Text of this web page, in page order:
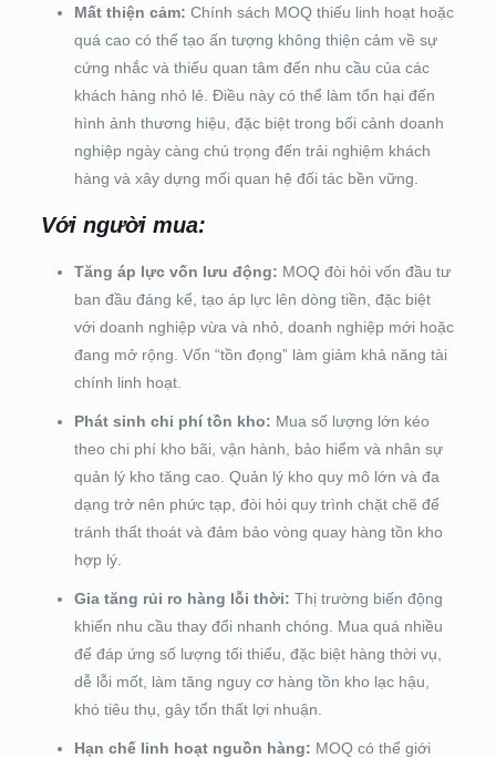
Mất thiện cảm: Chính sách MOQ thiếu linh hoạt hoặc
quá cao có thể tạo ấn tượng không thiện cảm về sự
cứng nhắc và thiếu quan tâm đến nhu cầu của các
khách hàng nhỏ lẻ. Điều này có thể làm tổn hại đến
hình ảnh thương hiệu, đặc biệt trong bối cảnh doanh
nghiệp ngày càng chú trọng đến trải nghiệm khách
hàng và xây dựng mối quan hệ đối tác bền vững.
Với người mua:
Tăng áp lực vốn lưu động: MOQ đòi hỏi vốn đầu tư
ban đầu đáng kể, tạo áp lực lên dòng tiền, đặc biệt
với doanh nghiệp vừa và nhỏ, doanh nghiệp mới hoặc
đang mở rộng. Vốn “tồn đọng” làm giảm khả năng tài
chính linh hoạt.
Phát sinh chi phí tồn kho: Mua số lượng lớn kéo
theo chi phí kho bãi, vận hành, bảo hiểm và nhân sự
quản lý kho tăng cao. Quản lý kho quy mô lớn và đa
dạng trở nên phức tạp, đòi hỏi quy trình chặt chẽ để
tránh thất thoát và đảm bảo vòng quay hàng tồn kho
hợp lý.
Gia tăng rủi ro hàng lỗi thời: Thị trường biến động
khiến nhu cầu thay đổi nhanh chóng. Mua quá nhiều
để đáp ứng số lượng tối thiểu, đặc biệt hàng thời vụ,
dễ lỗi mốt, làm tăng nguy cơ hàng tồn kho lạc hậu,
khó tiêu thụ, gây tổn thất lợi nhuận.
Hạn chế linh hoạt nguồn hàng: MOQ có thể giới